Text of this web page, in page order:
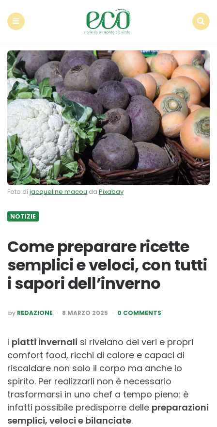
Foto di jacqueline macou da Pixabay
NOTIZIE
Come preparare ricette
semplici e veloci, con tutti
i sapori dell’inverno
POSTED
BY
by REDAZIONE 8 MARZO 2025 0 COMMENTS
I piatti invernali si rivelano dei veri e propri
comfort food, ricchi di calore e capaci di
riscaldare non solo il corpo ma anche lo
spirito. Per realizzarli non è necessario
trasformarsi in uno chef a tempo pieno: è
infatti possibile predisporre delle preparazioni
semplici, veloci e bilanciate.